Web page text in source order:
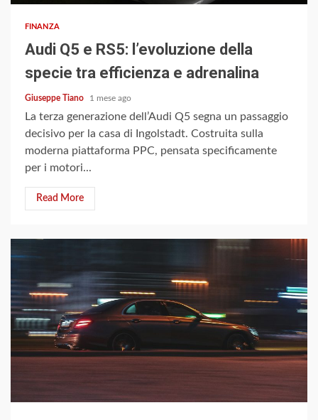
FINANZA
Audi Q5 e RS5: l’evoluzione della
specie tra efficienza e adrenalina
Giuseppe Tiano 1 mese ago
La terza generazione dell’Audi Q5 segna un passaggio
decisivo per la casa di Ingolstadt. Costruita sulla
moderna piattaforma PPC, pensata specificamente
per i motori...
Read More